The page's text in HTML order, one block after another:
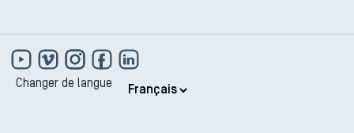
Changer de langue